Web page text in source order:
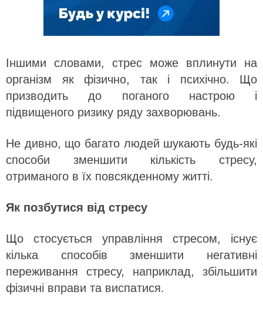
Іншими словами, стрес може вплинути на
організм як фізично, так і психічно. Що
призводить до поганого настрою і
підвищеного ризику ряду захворювань.
Не дивно, що багато людей шукають будь-які
способи зменшити кількість стресу,
отриманого в їх повсякденному житті.
Як позбутися від стресу
Що стосується управління стресом, існує
кілька способів зменшити негативні
переживання стресу, наприклад, збільшити
фізичні вправи та виспатися.